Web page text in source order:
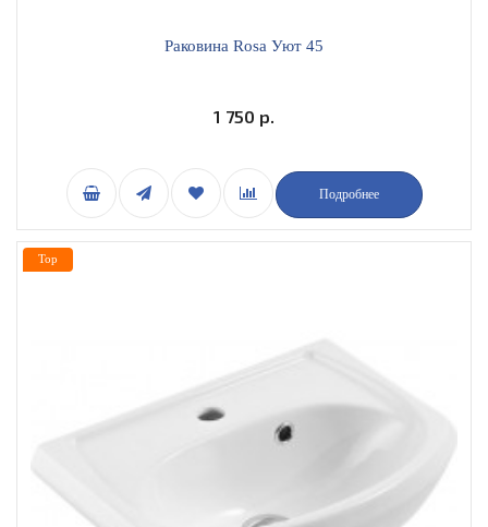
Раковина Rosa Уют 45
1 750 р.
Подробнее
Top